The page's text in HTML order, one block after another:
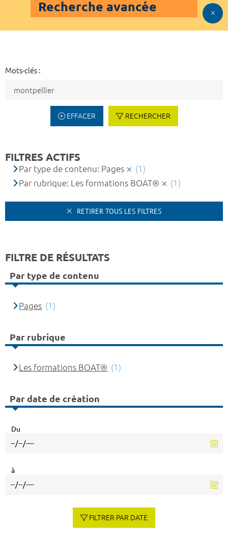
Recherche avancée
Mots-clés :
EFFACER RECHERCHER
FILTRES ACTIFS
Par type de contenu: Pages
(1)
Par rubrique: Les formations BOAT®
(1)
RETIRER TOUS LES FILTRES
FILTRE DE RÉSULTATS
Par type de contenu
Pages (1)
Par rubrique
Les formations BOAT® (1)
Par date de création
Du
à
FILTRER PAR DATE